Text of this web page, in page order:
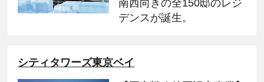
南西向きの全150邸のレジ
デンスが誕生。
シティタワーズ東京ベイ